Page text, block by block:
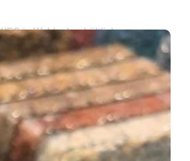
in Waldeck erhältlich
✓Steinteppich,
Verleger. Ihre